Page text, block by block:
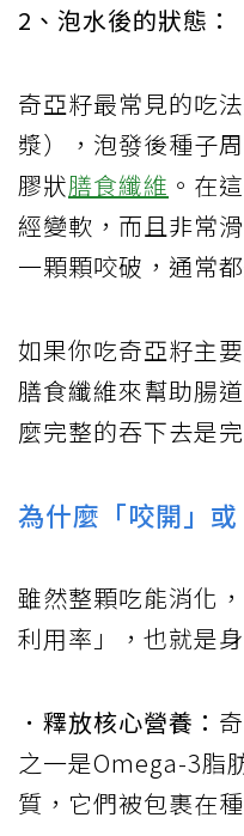
2、泡水後的狀態：
奇亞籽最常見的吃
漿），泡發後種子
膠狀膳食纖維 。在
經變軟，而且非常
一顆顆咬破，通常
如果你吃奇亞籽主
膳食纖維來幫助腸
麼完整的吞下去是
為什麼「咬開」
雖然整顆吃能消化
利用率」，也就是
．釋放核心營養：
之一是Omega-3脂
質，它們被包裹在